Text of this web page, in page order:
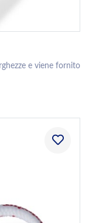
e viene fornito